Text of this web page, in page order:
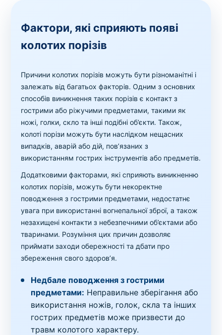
Фактори, які сприяють появі
колотих порізів
Причини колотих порізів можуть бути різноманітні і
залежать від багатьох факторів. Одним з основних
способів виникнення таких порізів є контакт з
гострими або ріжучими предметами, такими як
ножі, голки, скло та інші подібні об’єкти. Також,
колоті порізи можуть бути наслідком нещасних
випадків, аварій або дій, пов’язаних з
використанням гострих інструментів або предметів.
Додатковими факторами, які сприяють виникненню
колотих порізів, можуть бути некоректне
поводження з гострими предметами, недостатнє
увага при використанні вогнепальної зброї, а також
незахищені контакти з небезпечними об’єктами або
тваринами. Розуміння цих причин дозволяє
приймати заходи обережності та дбати про
збереження свого здоров’я.
Недбале поводження з гострими
предметами: Неправильне зберігання або
використання ножів, голок, скла та інших
гострих предметів може призвести до
травм колотого характеру.